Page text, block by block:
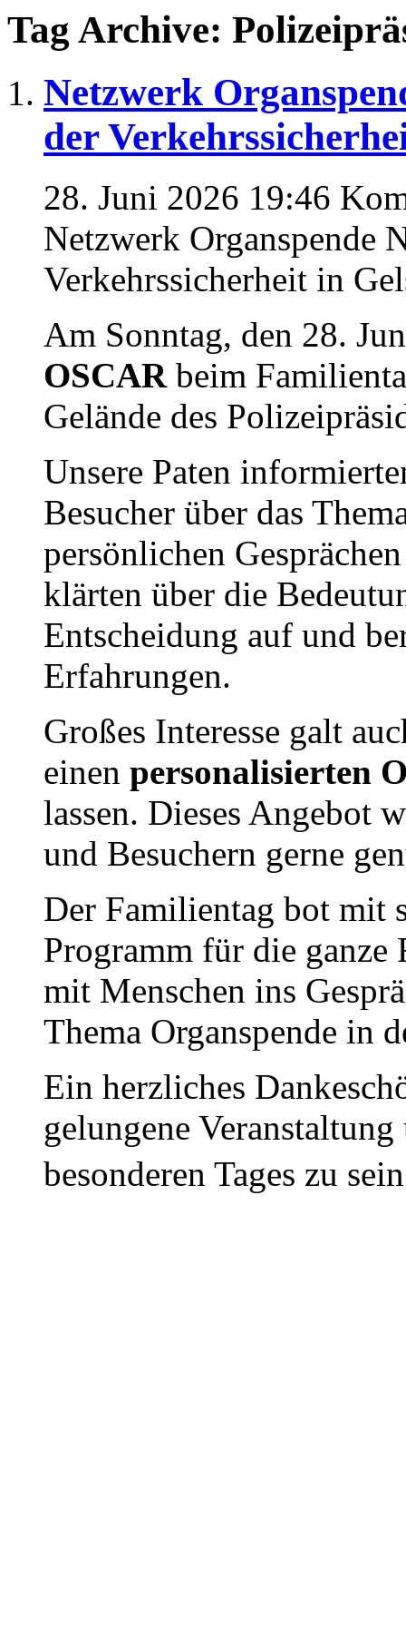
Tag Archive:
Netzwerk
der
28. Juni 2026 19:46
Netzwerk Organspende
Verkehrssicherheit in
Am Sonntag, den 28.
OSCARbeim
Gelände des
Unsere Paten
Besucher über das
persönlichen
klärten über die
Entscheidung auf und
Erfahrungen.
Großes Interesse galt
einen personalisierten
lassen. Dieses Angebot
und Besuchern gerne
Der Familientag bot mit
Programm für die ganze
mit Menschen ins
Thema Organspende in
Ein herzliches
gelungene
besonderen Tages zu